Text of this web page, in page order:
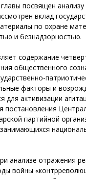
посвящен
вклад
по охране
и безнадзорностью.
содержание
общественного
факторы и
для активизации
постановления
партийной
анализе отражения
войны